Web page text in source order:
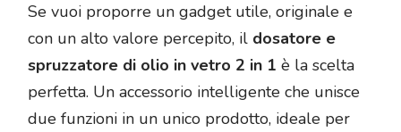
Se vuoi proporre un gadget utile, originale e
con un alto valore percepito, il dosatore e
spruzzatore di olio in vetro 2 in 1 è la scelta
perfetta. Un accessorio intelligente che unisce
due funzioni in un unico prodotto, ideale per